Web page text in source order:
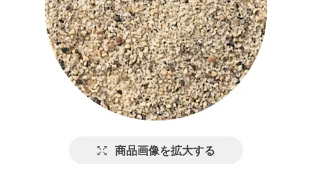
商品画像を拡大する